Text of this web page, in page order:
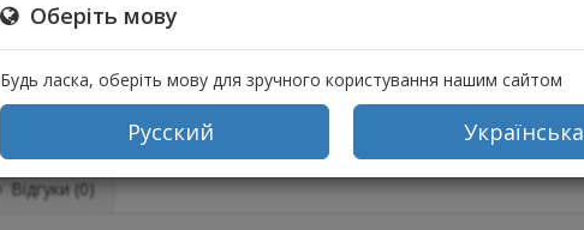
Оберіть мову
Будь ласка, оберіть мову для зручного користування нашим сайтом
Русский Українська
Відгуки (0)